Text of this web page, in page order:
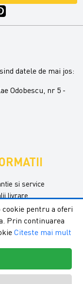
datele de mai jos:
Odobescu, nr 5 -
si service
livrare
si conditii
pentru a oferi
Prin continuarea
Citeste mai mult